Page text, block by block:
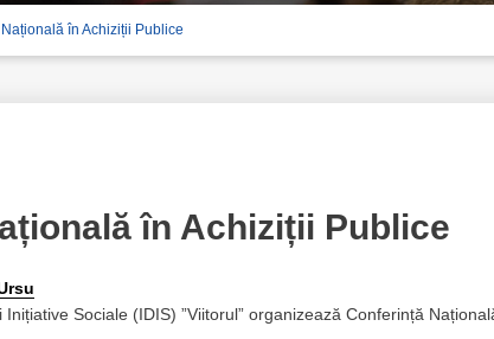
în Achiziții Publice
în Achiziții Publice
Sociale (IDIS) ”Viitorul” organizează Conferință